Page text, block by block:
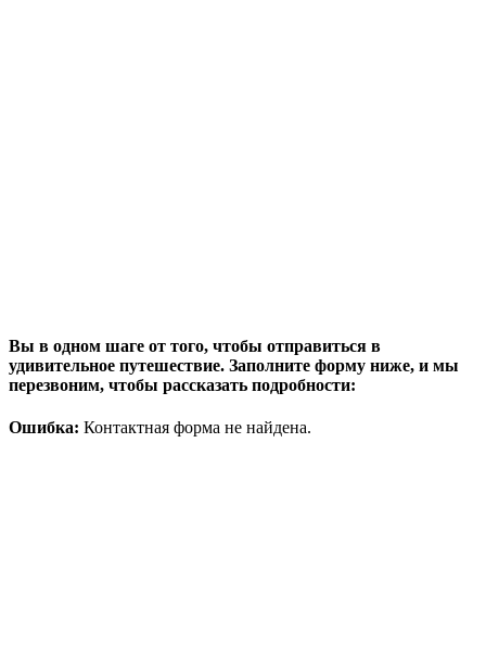
Вы в одном шаге от того, чтобы отправиться в
удивительное путешествие. Заполните форму ниже, и мы
перезвоним, чтобы рассказать подробности:
Ошибка: Контактная форма не найдена.